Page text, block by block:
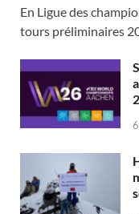
En Ligue des
tours préliminaires